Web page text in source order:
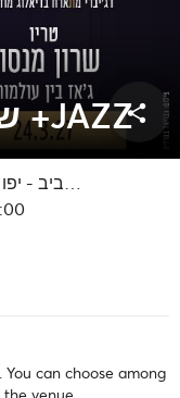
Sela Lounge - Heichal Hatarbut, תל אביב - יפו
shareשלישיית שרון מנסור +JAZZ
can choose among